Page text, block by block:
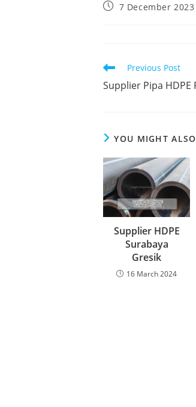
7 December 2023
Previous Post
Supplier Pipa HDPE
YOU MIGHT
Supplier HDPE
Surabaya
Gresik
16 March 2024